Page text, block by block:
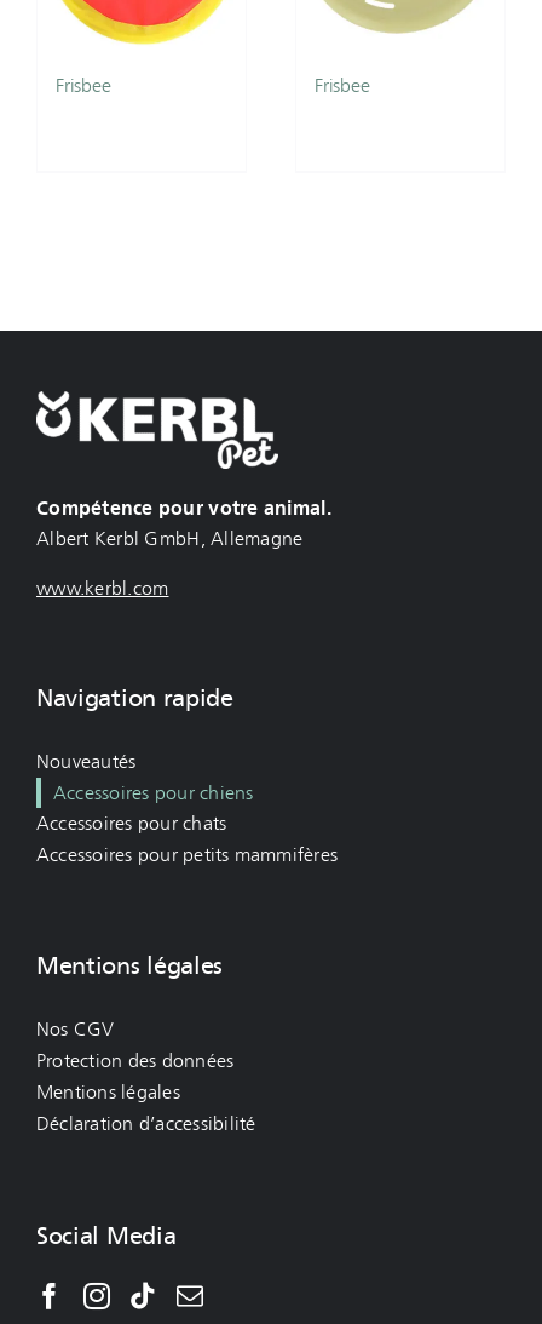
Frisbee Frisbee
Compétence pour votre animal.
Albert Kerbl GmbH, Allemagne
www.kerbl.com
Navigation rapide
Nouveautés
Accessoires pour chiens
Accessoires pour chats
Accessoires pour petits mammifères
Mentions légales
Nos CGV
Protection des données
Mentions légales
Déclaration d’accessibilité
Social Media